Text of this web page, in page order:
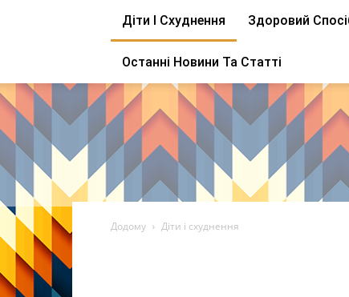
Діти І Схуднення Здоровий
Останні Новини Та Статті
Додому Діти і схуднення